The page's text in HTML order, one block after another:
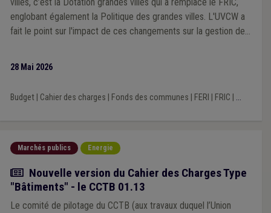
englobant également la Politique des grandes villes. L'UVCW a
fait le point sur l'impact de ces changements sur la gestion des
28 Mai 2026
Budget| Cahier des charges Fonds des communes FERI FRIC ...
Marchés publics Energie
Actualité
Nouvelle version du Cahier des Charges Type
"Bâtiments" - le CCTB 01.13
Le comité de pilotage du CCTB (aux travaux duquel l’Union